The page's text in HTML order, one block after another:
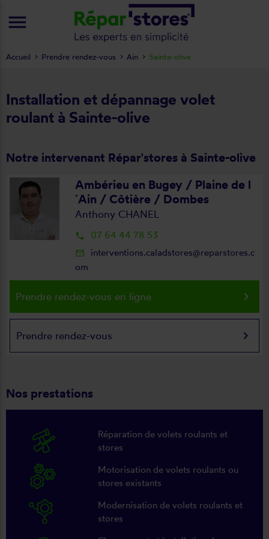
Installation et dépannage volet
roulant à Sainte-olive
Notre intervenant Répar'stores à Sainte-olive
Ambérieu en Bugey / Plaine de l
´Ain / Côtière / Dombes
Anthony CHANEL
local_phone 07 64 44 78 53
mail_outline
interventions.caladstores@reparstores.c
om
Prendre rendez-vous en ligne keyboard_arrow_right
Prendre rendez-vous keyboard_arrow_right
Nos prestations
Réparation de volets roulants et
stores
Motorisation de volets roulants ou
stores existants
Modernisation de volets roulants et
stores
Accueil Prendre rendez-vous Ain Sainte-olive
menu